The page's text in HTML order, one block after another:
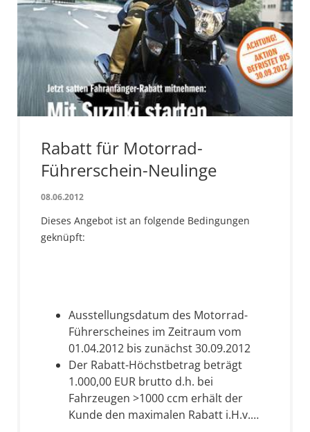
Rabatt für Motorrad-
Führerschein-Neulinge
08.06.2012
Dieses Angebot ist an folgende Bedingungen
geknüpft:
Ausstellungsdatum des Motorrad-
Führerscheines im Zeitraum vom
01.04.2012 bis zunächst 30.09.2012
Der Rabatt-Höchstbetrag beträgt
1.000,00 EUR brutto d.h. bei
Fahrzeugen >1000 ccm erhält der
Kunde den maximalen Rabatt i.H.v.…